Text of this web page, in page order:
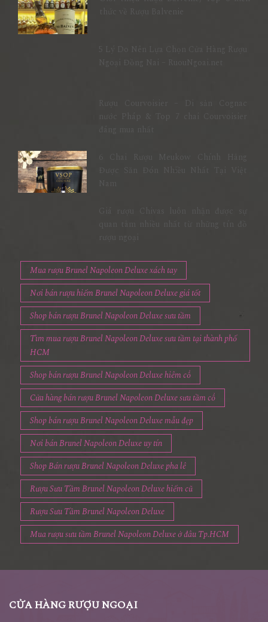
Rượu Courvoisier – Di sản Cognac
Mua rượu Brunel Napoleon Deluxe xách tay
Nơi bán rượu hiếm Brunel Napoleon Deluxe giá tốt
Shop bán rượu Brunel Napoleon Deluxe sưu tầm
Tìm mua rượu Brunel Napoleon Deluxe sưu tầm tại thành phố
HCM
Shop bán rượu Brunel Napoleon Deluxe hiêm cổ
Cửa hàng bán rượu Brunel Napoleon Deluxe sưu tầm cổ
Shop bán rượu Brunel Napoleon Deluxe mẫu đẹp
Nơi bán Brunel Napoleon Deluxe uy tín
Shop Bán rượu Brunel Napoleon Deluxe pha lê
Rượu Sưu Tầm Brunel Napoleon Deluxe hiếm cũ
Rượu Sưu Tầm Brunel Napoleon Deluxe
Mua rượu sưu tầm Brunel Napoleon Deluxe ở đâu Tp.HCM
CỬA HÀNG RƯỢU NGOẠI